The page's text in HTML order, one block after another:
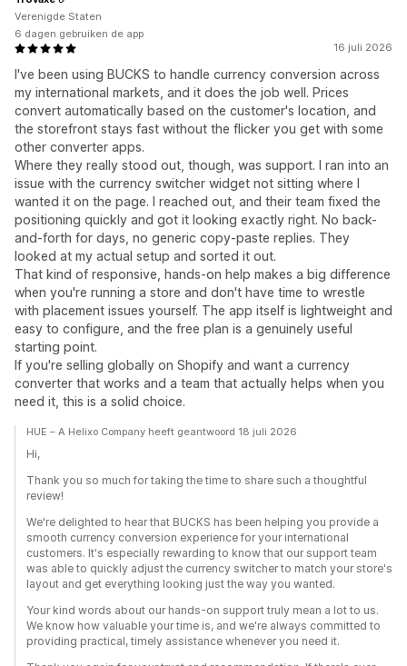
16 juli 2026
I've been using BUCKS to handle currency conversion across
my international markets, and it does the job well. Prices
convert automatically based on the customer's location, and
the storefront stays fast without the flicker you get with some
other converter apps.
Where they really stood out, though, was support. I ran into an
issue with the currency switcher widget not sitting where I
wanted it on the page. I reached out, and their team fixed the
positioning quickly and got it looking exactly right. No back-
and-forth for days, no generic copy-paste replies. They
looked at my actual setup and sorted it out.
That kind of responsive, hands-on help makes a big difference
when you're running a store and don't have time to wrestle
with placement issues yourself. The app itself is lightweight and
easy to configure, and the free plan is a genuinely useful
starting point.
If you're selling globally on Shopify and want a currency
converter that works and a team that actually helps when you
need it, this is a solid choice.
Verenigde Staten
6 dagen gebruiken de app
HUE – A Helixo Company heeft geantwoord 18 juli 2026
Hi,
Thank you so much for taking the time to share such a thoughtful
review!
We're delighted to hear that BUCKS has been helping you provide a
smooth currency conversion experience for your international
customers. It's especially rewarding to know that our support team
was able to quickly adjust the currency switcher to match your store's
layout and get everything looking just the way you wanted.
Your kind words about our hands-on support truly mean a lot to us.
We know how valuable your time is, and we're always committed to
providing practical, timely assistance whenever you need it.